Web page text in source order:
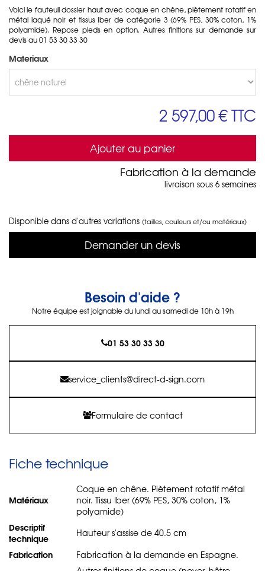
Voici le fauteuil dossier haut avec coque en chêne, piètement rotatif en
métal laqué noir et tissus Iber de catégorie 3 (69% PES, 30% coton, 1%
polyamide). Repose pieds en option. Autres finitions sur demande sur
devis au 01 53 30 33 30
Materiaux
2 597,00 €TTC
Ajouter au panier
Fabrication à la demande
livraison sous 6 semaines
Disponible dans d'autres variations (tailles, couleurs et/ou matériaux)
Demander un devis
Besoin d'aide ?
Notre équipe est joignable du lundi au samedi de 10h à 19h
01 53 30 33 30
service_clients@direct-d-sign.com
Formulaire de contact
Fiche technique
Matériaux
Coque en chêne. Piètement rotatif métal
noir. Tissu Iber (69% PES, 30% coton, 1%
polyamide)
Descriptif
technique
Hauteur s'assise de 40.5 cm
Fabrication Fabrication à la demande en Espagne.